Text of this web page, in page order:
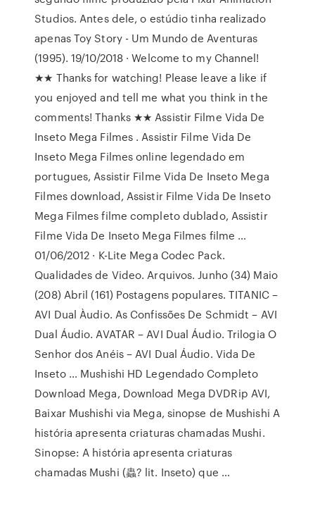
Studios. Antes dele, o estúdio tinha realizado
apenas Toy Story - Um Mundo de Aventuras
(1995). 19/10/2018 · Welcome to my Channel!
★★ Thanks for watching! Please leave a like if
you enjoyed and tell me what you think in the
comments! Thanks ★★ Assistir Filme Vida De
Inseto Mega Filmes . Assistir Filme Vida De
Inseto Mega Filmes online legendado em
portugues, Assistir Filme Vida De Inseto Mega
Filmes download, Assistir Filme Vida De Inseto
Mega Filmes filme completo dublado, Assistir
Filme Vida De Inseto Mega Filmes filme …
01/06/2012 · K-Lite Mega Codec Pack.
Qualidades de Video. Arquivos. Junho (34) Maio
(208) Abril (161) Postagens populares. TITANIC –
AVI Dual Àudio. As Confissões De Schmidt – AVI
Dual Áudio. AVATAR – AVI Dual Áudio. Trilogia O
Senhor dos Anéis – AVI Dual Áudio. Vida De
Inseto … Mushishi HD Legendado Completo
Download Mega, Download Mega DVDRip AVI,
Baixar Mushishi via Mega, sinopse de Mushishi A
história apresenta criaturas chamadas Mushi.
Sinopse: A história apresenta criaturas
chamadas Mushi (蟲? lit. Inseto) que …